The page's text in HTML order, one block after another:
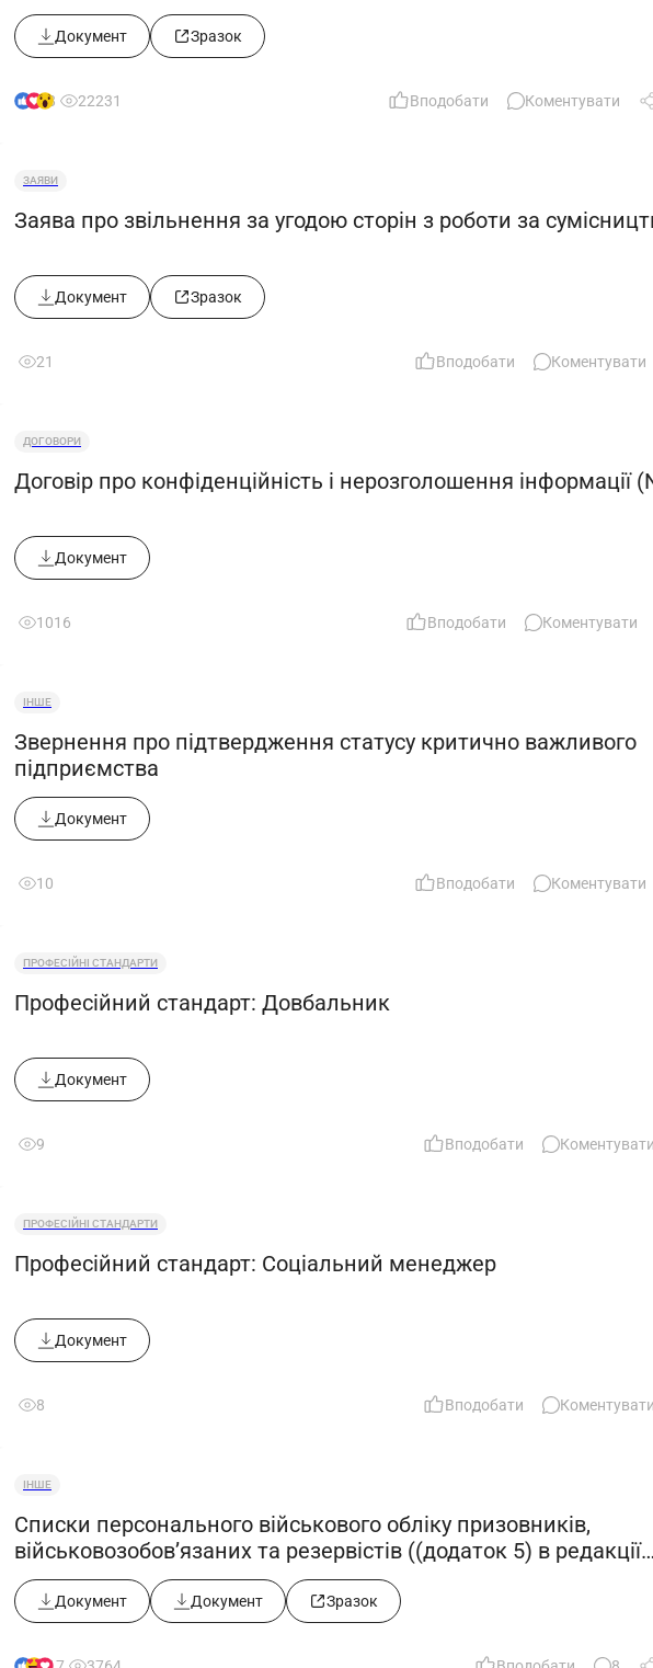
Документ Зразок
8 22231 Вподобати Коментувати
ЗАЯВИ
Заява про звільнення за угодою сторін з роботи за
Документ Зразок
21 Вподобати Коментувати
ДОГОВОРИ
Договір про конфіденційність і нерозголошення інформації
Документ
1016 Вподобати Коментувати
ІНШЕ
Звернення про підтвердження статусу критично важливого
підприємства
Документ
10 Вподобати Коментувати
ПРОФЕСІЙНІ СТАНДАРТИ
Професійний стандарт: Довбальник
Документ
9 Вподобати Коментувати
ПРОФЕСІЙНІ СТАНДАРТИ
Професійний стандарт: Соціальний менеджер
Документ
8 Вподобати Коментувати
ІНШЕ
Списки персонального військового обліку призовників,
військовозобов’язаних та резервістів ((додаток 5) в редакції
постанови КМУ від 10.06.2026 №812)
Документ Документ Зразок